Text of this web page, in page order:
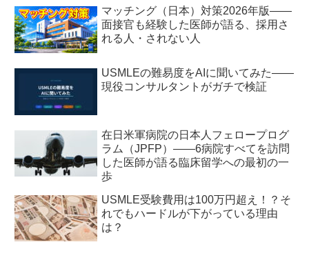
マッチング（日本）対策2026年版——
面接官も経験した医師が語る、採用さ
れる人・されない人
USMLEの難易度をAIに聞いてみた——
現役コンサルタントがガチで検証
在日米軍病院の日本人フェロープログ
ラム（JPFP）——6病院すべてを訪問
した医師が語る臨床留学への最初の一
歩
USMLE受験費用は100万円超え！？そ
れでもハードルが下がっている理由
は？